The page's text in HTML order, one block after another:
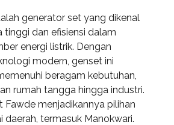
generator set yang dikenal
dan efisiensi dalam
energi listrik. Dengan
modern, genset ini
beragam kebutuhan,
rumah tangga hingga industri.
Fawde menjadikannya pilihan
termasuk Manokwari.